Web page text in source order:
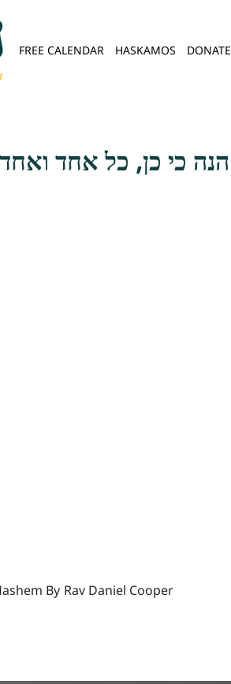
FREE CALENDAR HASKAMOS DONATE
הנה כי כן, כל אחד
By Rav Daniel Cooper